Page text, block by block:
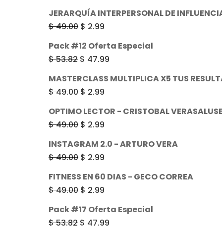
precio
original
era:
$ 49.00.$ 2.99.
JERARQUÍA INTERPERSONAL DE
$49.00 El
precio
original
era:
$ 49.00.
$ 2.99
actual
$ 2.99.
Pack #12 Oferta Especial
$53.82 El
original
era:
$ 53.82.
$ 47.99
$ 47.99.
MASTERCLASS MULTIPLICA X5 TUS
$49.00 El
original
era:
$ 49.00.
$ 2.99
$ 2.99.
OPTIMO LECTOR - CRISTOBAL
$49.00 El
original
era:
$ 49.00.
$ 2.99
$ 2.99.
INSTAGRAM 2.0 - ARTURO VERA
$49.00 El
original
era:
$ 49.00.
$ 2.99
$ 2.99.
FITNESS EN 60 DIAS - GECO CORREA
$49.00 El
precio
original
era:
$ 2.99
actual
Pack #17 Oferta Especial
$53.82 El
$ 47.99